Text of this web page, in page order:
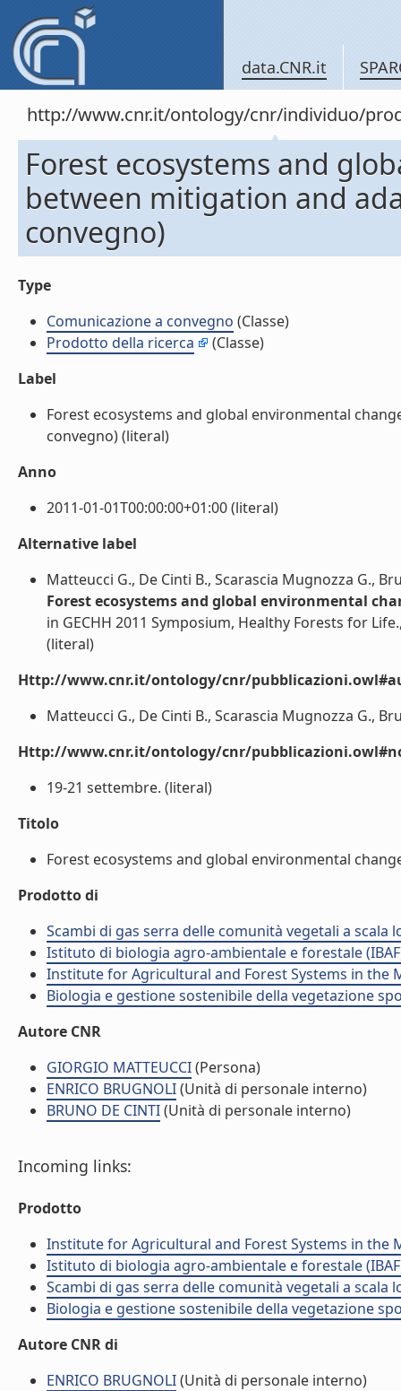
data.CNR.it
http://www.cnr.it/ontology/cnr/individuo/
Forest ecosystems and
between mitigation and
convegno)
Type
Comunicazione a convegno (Classe)
Prodotto della ricerca
(Classe)
Label
Forest ecosystems and global environmental
convegno) (literal)
Anno
2011-01-01T00:00:00+01:00 (literal)
Alternative label
Matteucci G., De Cinti B., Scarascia Mugnozza G.,
Forest ecosystems and global environmental
in GECHH 2011 Symposium, Healthy Forests for
(literal)
Http://www.cnr.it/ontology/cnr/
Matteucci G., De Cinti B., Scarascia Mugnozza G.,
Http://www.cnr.it/ontology/cnr/
19-21 settembre. (literal)
Titolo
Forest ecosystems and global environmental
Prodotto di
Scambi di gas serra delle comunità vegetali a scala
Istituto di biologia agro-ambientale e forestale
Institute for Agricultural and Forest Systems in the
Biologia e gestione sostenibile della vegetazione
Autore CNR
GIORGIO MATTEUCCI(Persona)
ENRICO BRUGNOLI(Unità di personale interno)
BRUNO DE CINTI(Unità di personale interno)
Incoming links:
Prodotto
Institute for Agricultural and Forest Systems in the
Istituto di biologia agro-ambientale e forestale
Scambi di gas serra delle comunità vegetali a scala
Biologia e gestione sostenibile della vegetazione
Autore CNR di
ENRICO BRUGNOLI(Unità di personale interno)